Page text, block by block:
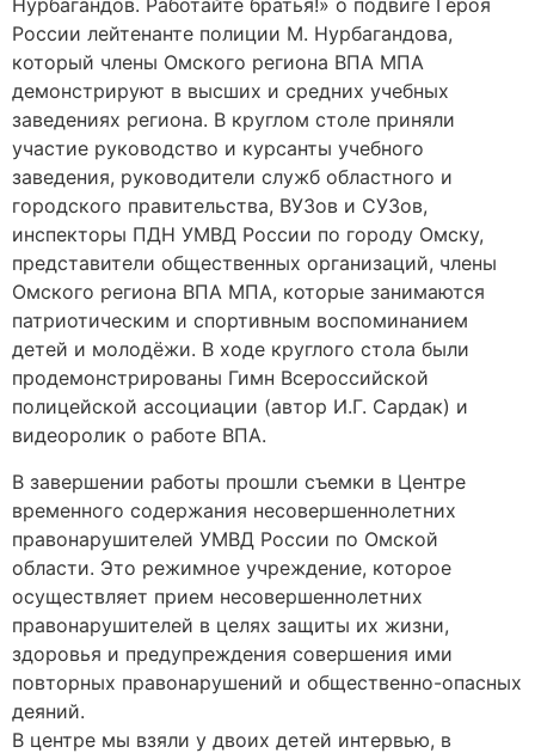
Нурбагандов. Работайте братья!» о подвиге Героя
России лейтенанте полиции М. Нурбагандова,
который члены Омского региона ВПА МПА
демонстрируют в высших и средних учебных
заведениях региона. В круглом столе приняли
участие руководство и курсанты учебного
заведения, руководители служб областного и
городского правительства, ВУЗов и СУЗов,
инспекторы ПДН УМВД России по городу Омску,
представители общественных организаций, члены
Омского региона ВПА МПА, которые занимаются
патриотическим и спортивным воспоминанием
детей и молодёжи. В ходе круглого стола были
продемонстрированы Гимн Всероссийской
полицейской ассоциации (автор И.Г. Сардак) и
видеоролик о работе ВПА.
В завершении работы прошли съемки в Центре
временного содержания несовершеннолетних
правонарушителей УМВД России по Омской
области. Это режимное учреждение, которое
осуществляет прием несовершеннолетних
правонарушителей в целях защиты их жизни,
здоровья и предупреждения совершения ими
повторных правонарушений и общественно-опасных
деяний.
В центре мы взяли у двоих детей интервью, в